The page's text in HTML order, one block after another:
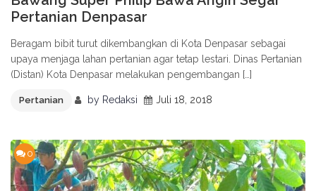
Pertanian Denpasar
Beragam bibit turut dikembangkan di Kota Denpasar sebagai
upaya menjaga lahan pertanian agar tetap lestari. Dinas Pertanian
(Distan) Kota Denpasar melakukan pengembangan […]
Pertanian by Redaksi Juli 18, 2018
0